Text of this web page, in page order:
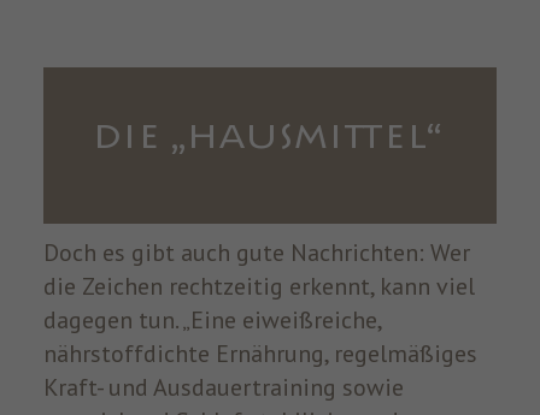
DIE „HAUSMITTEL“
Doch es gibt auch gute Nachrichten: Wer
die Zeichen rechtzeitig erkennt, kann viel
dagegen tun. „Eine eiweißreiche,
nährstoffdichte Ernährung, regelmäßiges
Kraft- und Ausdauertraining sowie